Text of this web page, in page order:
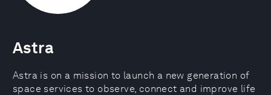
Astra
Astra is on a mission to launch a new generation of
space services to observe, connect and improve life